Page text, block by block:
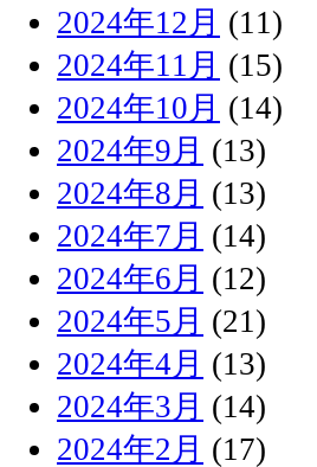
2024年12月 (11)
2024年11月 (15)
2024年10月 (14)
2024年9月 (13)
2024年8月 (13)
2024年7月 (14)
2024年6月 (12)
2024年5月 (21)
2024年4月 (13)
2024年3月 (14)
2024年2月 (17)